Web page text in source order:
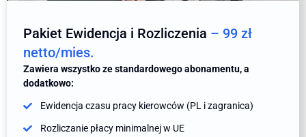
Pakiet Ewidencja i Rozliczenia – 99 zł
netto/mies.
Zawiera wszystko ze standardowego abonamentu, a
dodatkowo:
Ewidencja czasu pracy kierowców (PL i zagranica)
Rozliczanie płacy minimalnej w UE